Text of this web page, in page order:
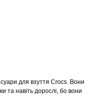
для взуття Crocs. Вони
та навіть дорослі, бо вони